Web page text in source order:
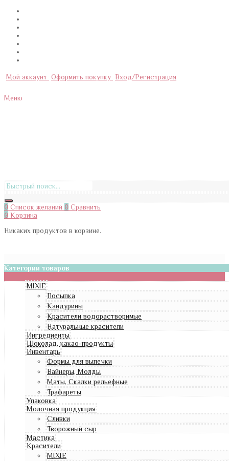
Мой аккаунт Оформить покупку Вход/Регистрация
Меню
0 Список желаний 0 Сравнить
0 Корзина
Никаких продуктов в корзине.
Категории товаров
MIXIE
Посыпка
Кандурины
Красители водорастворимые
Натуральные красители
Ингредиенты
Шоколад, какао-продукты
Инвентарь
Формы для выпечки
Вайнеры, Молды
Маты, Скалки рельефные
Трафареты
Упаковка
Молочная продукция
Сливки
Творожный сыр
Мастика
Красители
MIXIE